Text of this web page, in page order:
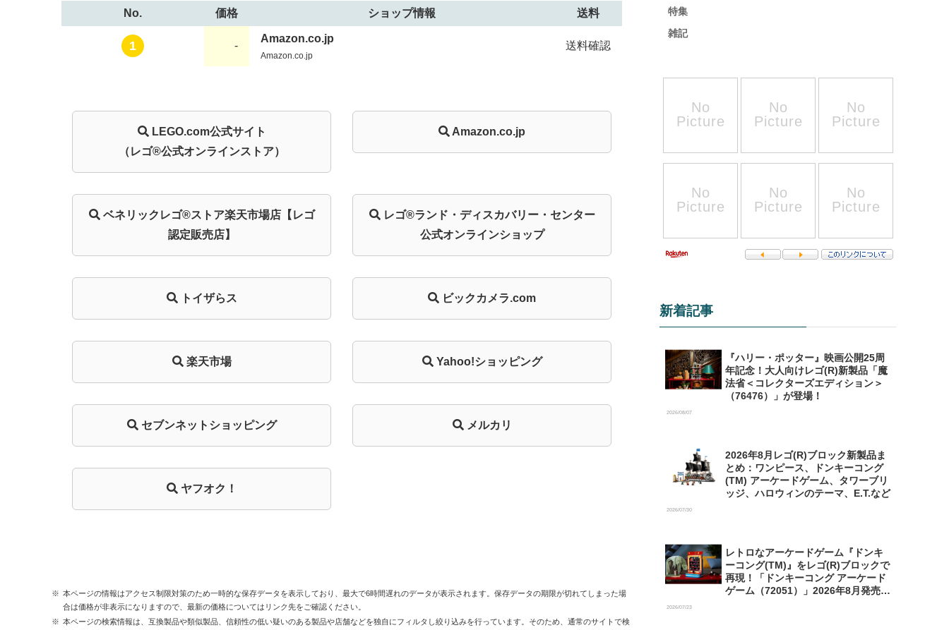
No. 価格 ショップ情報 送料
1 -
Amazon.co.jp
Amazon.co.jp
送料確認
LEGO.com公式サイト
（レゴ®公式オンラインストア）
Amazon.co.jp
ベネリック レゴ®ストア楽天市場店【レゴ
認定販売店】
レゴ®ランド・ ディスカバリー・ センター
公式オンラインショップ
トイザらス ビックカメラ.com
楽天市場 Yahoo!ショッピング
セブンネットショッピング メルカリ
ヤフオク！
本ページの情報はアクセス制限対策のため一時的な保存データを表示しており、最大で6時間遅れのデータが表示されます。保存データの期限が切れてしまった場
合は価格が非表示になりますので、最新の価格についてはリンク先をご確認ください。
本ページの検索情報は、互換製品や類似製品、信頼性の低い疑いのある製品や店舗などを独自にフィルタし絞り込みを行っています。そのため、通常のサイトで検
特集
雑記
新着記事
『ハリー・ポッター』映画公開25周
年記念！大人向けレゴ(R)新製品「魔
法省＜コレクターズエディション＞
（76476）」が登場！
2026/08/07
2026年8月レゴ(R)ブロック新製品ま
とめ：ワンピース、ドンキーコング
(TM) アーケードゲーム、タワーブリ
ッジ、ハロウィンのテーマ、E.T.など
2026/07/30
レトロなアーケードゲーム『ドンキ
ーコング(TM)』をレゴ(R)ブロックで
再現！「ドンキーコング アーケード
ゲーム（72051）」2026年8月発売
2026/07/23